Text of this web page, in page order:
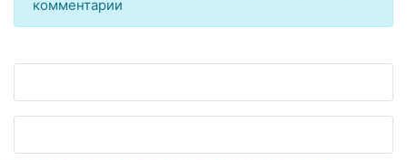
комментарии